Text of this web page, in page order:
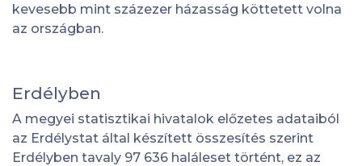
kevesebb mint százezer házasság köttetett volna
az országban.
Erdélyben
A megyei statisztikai hivatalok előzetes adataiból
az Erdélystat által készített összesítés szerint
Erdélyben tavaly 97 636 haláleset történt, ez az